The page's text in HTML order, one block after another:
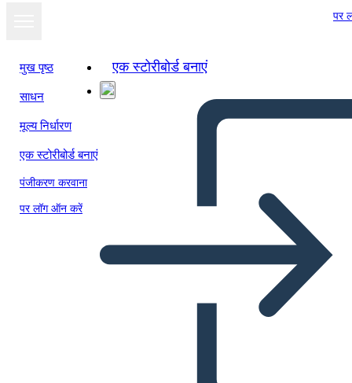
पर
मुख पृष्ठ
साधन
मूल्य निर्धारण
एक स्टोरीबोर्ड बनाएं
पंजीकरण करवाना
पर लॉग ऑन करें
एक स्टोरीबोर्ड बनाएं
Šablona Vědeckého Procesu
स्लाइड शो के रूप में
देखें